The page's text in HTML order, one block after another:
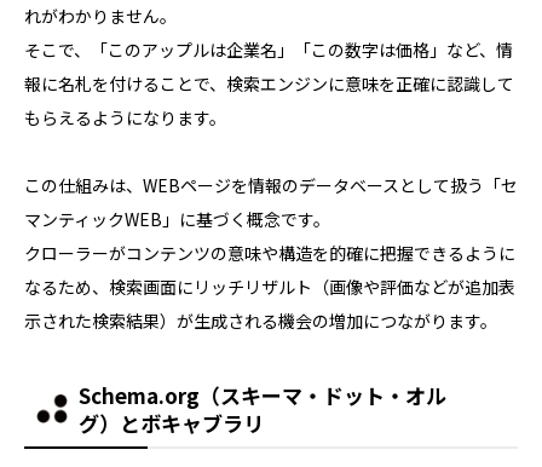
れがわかりません。
そこで、「このアップルは企業名」「この数字は価格」など、情
報に名札を付けることで、検索エンジンに意味を正確に認識して
もらえるようになります。
この仕組みは、WEBページを情報のデータベースとして扱う「セ
マンティックWEB」に基づく概念です。
クローラーがコンテンツの意味や構造を的確に把握できるように
なるため、検索画面にリッチリザルト（画像や評価などが追加表
示された検索結果）が生成される機会の増加につながります。
Schema.org（スキーマ・ドット・オル
グ）とボキャブラリ